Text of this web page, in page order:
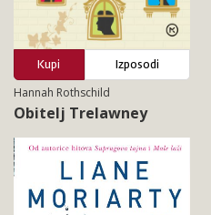
Kupi
Izposodi
Hannah Rothschild
Obitelj Trelawney